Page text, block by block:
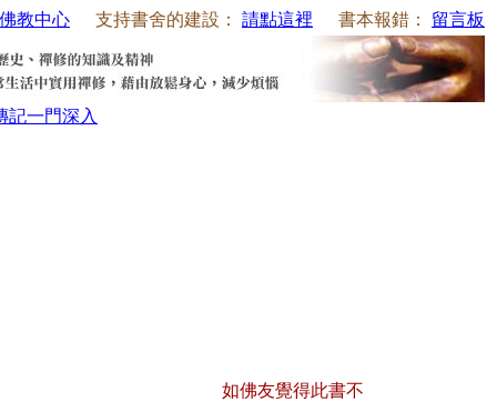
教中心 支持書舍的建設： 請點這裡 書本報錯： 留言板
記一門深入
如佛友覺得此書不